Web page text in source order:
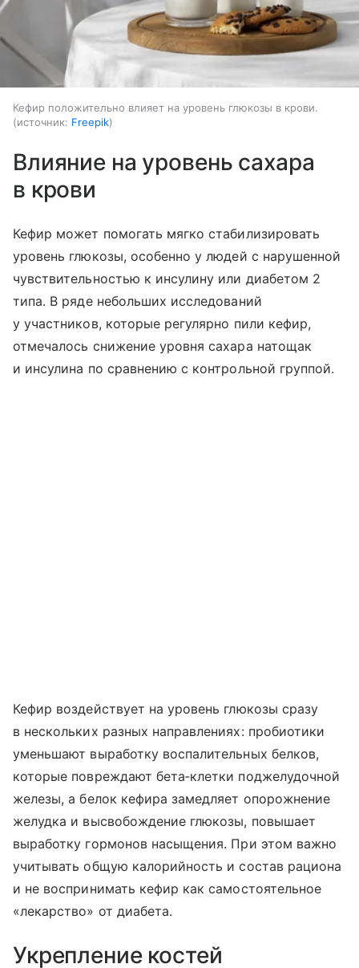
Кефир положительно влияет на уровень глюкозы в крови.
источник: Freepik
Влияние на уровень сахара
в крови
Кефир может помогать мягко стабилизировать
уровень глюкозы, особенно у людей с нарушенной
чувствительностью к инсулину или диабетом 2
типа. В ряде небольших исследований
у участников, которые регулярно пили кефир,
отмечалось снижение уровня сахара натощак
и инсулина по сравнению с контрольной группой.
Кефир воздействует на уровень глюкозы сразу
в нескольких разных направлениях: пробиотики
уменьшают выработку воспалительных белков,
которые повреждают бета‑клетки поджелудочной
железы, а белок кефира замедляет опорожнение
желудка и высвобождение глюкозы, повышает
выработку гормонов насыщения. При этом важно
учитывать общую калорийность и состав рациона
и не воспринимать кефир как самостоятельное
«лекарство» от диабета.
Укрепление костей